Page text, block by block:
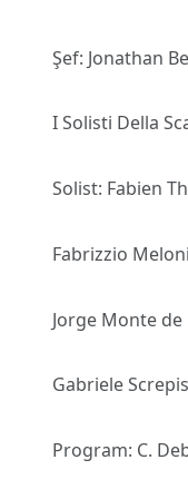
Şef: Jonathan
I Solisti Della
Solist: Fabien
Fabrizzio
Jorge Monte de
Gabriele
Program: C.